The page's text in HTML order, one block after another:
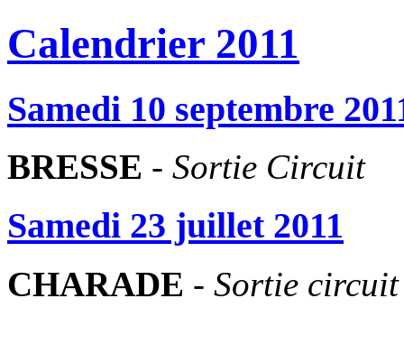
Calendrier 2011
Samedi 10 septembre
BRESSE - Sortie Circuit
Samedi 23 juillet 2011
CHARADE - Sortie circuit